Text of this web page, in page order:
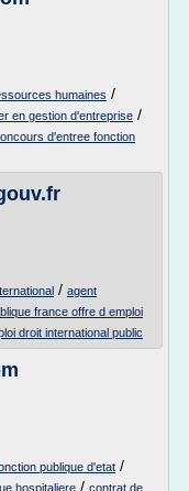
humaines /
en gestion d'entreprise /
d'entree fonction
/ agent
france offre d emploi
droit international public
publique d'etat /
hospitaliere / contrat de